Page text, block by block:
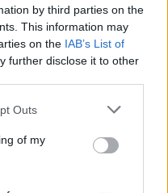
by third parties on the
This information may
on the IAB’s List of
further disclose it to other
Outs
of my
J'ai deux questions.
aurai-je des problèmes
les quêtes
du personnage,
jouerai toujours en solo
tenu de tout ce que j'ai
fait que je n'achèterai